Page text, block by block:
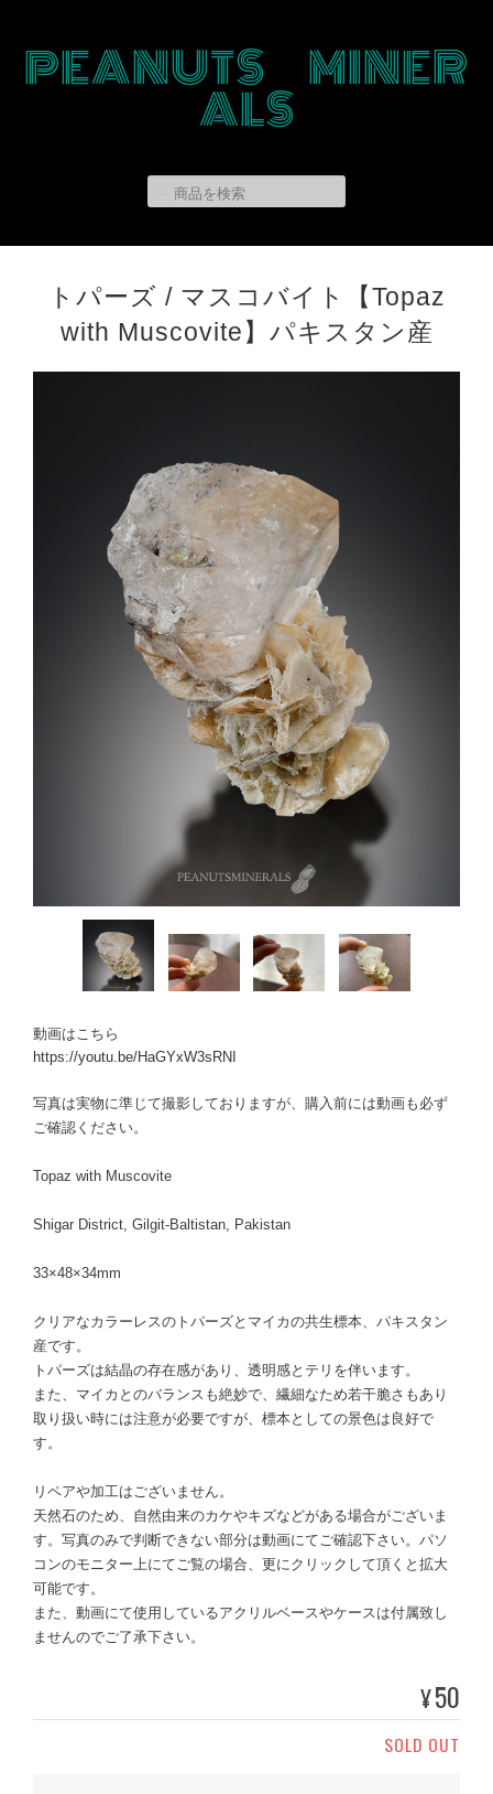
PEANUTS MINER
ALS
トパーズ / マスコバイト【Topaz
with Muscovite】パキスタン産
動画はこちら
https://youtu.be/HaGYxW3sRNI
写真は実物に準じて撮影しておりますが、購入前には動画も必ず
ご確認ください。
Topaz with Muscovite
Shigar District, Gilgit-Baltistan, Pakistan
33×48×34mm
クリアなカラーレスのトパーズとマイカの共生標本、パキスタン
産です。
トパーズは結晶の存在感があり、透明感とテリを伴います。
また、マイカとのバランスも絶妙で、繊細なため若干脆さもあり
取り扱い時には注意が必要ですが、標本としての景色は良好で
す。
リペアや加工はございません。
天然石のため、自然由来のカケやキズなどがある場合がございま
す。写真のみで判断できない部分は動画にてご確認下さい。パソ
コンのモニター上にてご覧の場合、更にクリックして頂くと拡大
可能です。
また、動画にて使用しているアクリルベースやケースは付属致し
ませんのでご了承下さい。
¥50
SOLD OUT